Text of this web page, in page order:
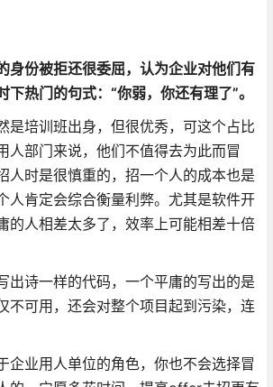
身份被拒还很委屈，认为企业对他们有
下热门的句式：“你弱，你还有理了”。
是培训班出身，但很优秀，可这个占比
人部门来说，他们不值得去为此而冒
人时是很慎重的，招一个人的成本也是
人肯定会综合衡量利弊。尤其是软件开
的人相差太多了，效率上可能相差十倍
出诗一样的代码，一个平庸的写出的是
不可用，还会对整个项目起到污染，连
企业用人单位的角色，你也不会选择冒